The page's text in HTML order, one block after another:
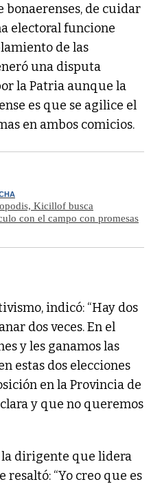
bonaerenses, de cuidar
electoral funcione
de las
una disputa
la Patria aunque la
es que se agilice el
en ambos comicios.
Kicillof busca
con el campo con promesas
indicó: “Hay dos
dos veces. En el
y les ganamos las
estas dos elecciones
en la Provincia de
y que no queremos
la dirigente que lidera
resaltó: “Yo creo que es